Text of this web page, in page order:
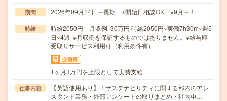
期間 2026年09月14日～長期 ※開始日相談OK ※9月～！
時給
時給2050円 月収例 30万円 時給2050円×実働7h30m×週5
日×4週 ※月収例を保証するものではありません。※給与即
受取りサービス利用可（利用条件有）
交通費
1ヶ月3万円を上限として実費支給
仕事内容
【英語使用あり】！サステナビリティに関する部内のアシ
スタント業務・外部アンケートの取りまとめ・社内申…